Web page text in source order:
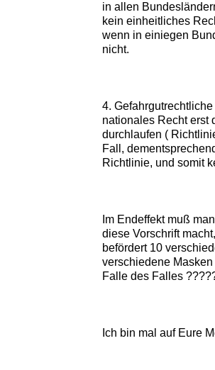
in allen
kein einheitliches
wenn in einiegen
nicht.
4.
nationales Recht erst
durchlaufen (
Fall,
Richtlinie, und somit
Im Endeffekt muß
diese Vorschrift
befördert 10
verschiedene
Falle des Falles
Ich bin mal auf Eure